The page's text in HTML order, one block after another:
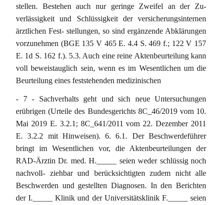
stellen. Bestehen auch nur geringe Zweifel an der Zu-
verlässigkeit und Schlüssigkeit der versicherungsinternen
ärztlichen Fest- stellungen, so sind ergänzende Abklärungen
vorzunehmen (BGE 135 V 465 E. 4.4 S. 469 f.; 122 V 157
E. 1d S. 162 f.). 5.3. Auch eine reine Aktenbeurteilung kann
voll beweistauglich sein, wenn es im Wesentlichen um die
Beurteilung eines feststehenden medizinischen
- 7 - Sachverhalts geht und sich neue Untersuchungen
erübrigen (Urteile des Bundesgerichts 8C_46/2019 vom 10.
Mai 2019 E. 3.2.1; 8C_641/2011 vom 22. Dezember 2011
E. 3.2.2 mit Hinweisen). 6. 6.1. Der Beschwerdeführer
bringt im Wesentlichen vor, die Aktenbeurteilungen der
RAD-Ärztin Dr. med. H._____ seien weder schlüssig noch
nachvoll- ziehbar und berücksichtigten zudem nicht alle
Beschwerden und gestellten Diagnosen. In den Berichten
der I._____ Klinik und der Universitätsklinik F._____ seien